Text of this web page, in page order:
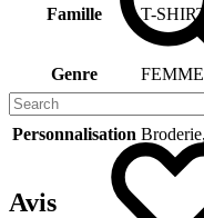
Famille T-SHIRT
Genre FEMME
Personnalisation
Avis